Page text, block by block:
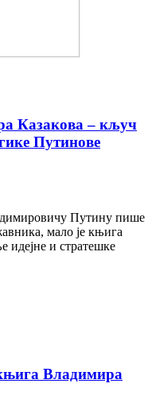
Казакова – кључ
Путинове
Путину пише
мало је књига
идејне и стратешке
Владимира